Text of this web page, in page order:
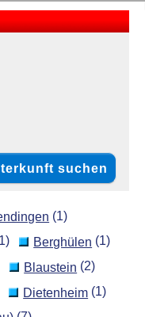
(1)
Berghülen (1)
Blaustein (2)
Dietenheim (1)